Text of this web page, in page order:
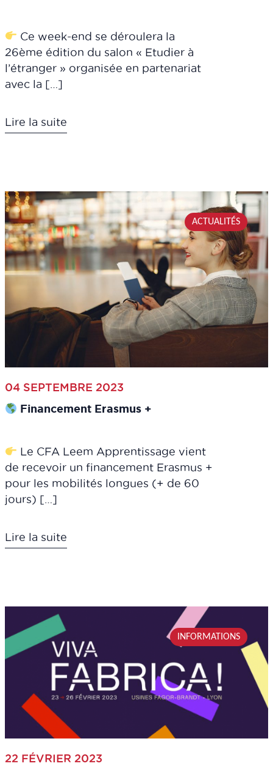
Ce week-end se déroulera la
26ème édition du salon « Etudier à
l’étranger » organisée en partenariat
avec la […]
Lire la suite
ACTUALITÉS
04 SEPTEMBRE 2023
Financement Erasmus +
Le CFA Leem Apprentissage vient
de recevoir un financement Erasmus +
pour les mobilités longues (+ de 60
jours) […]
Lire la suite
INFORMATIONS
22 FÉVRIER 2023